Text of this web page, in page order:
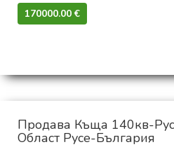
170000.00 €‎
Продава Къща 140кв-
Област Русе-България